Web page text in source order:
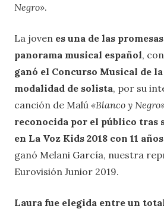
Negro».
La joven es una de las
panorama musical español,
ganó el Concurso Musical de la
modalidad de solista, por su
canción de Malú «Blanco y
reconocida por el público tras
en La Voz Kids 2018 con 11 años
ganó Melani García, nuestra
Eurovisión Junior 2019.
Laura fue elegida entre un